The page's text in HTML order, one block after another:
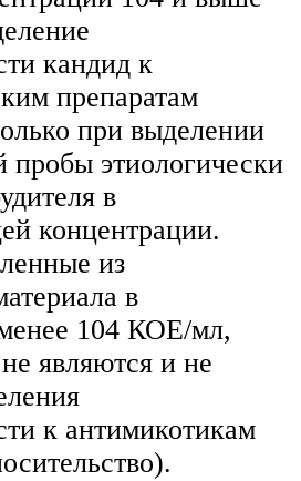
кандид к
препаратам
при выделении
пробы этиологически
в
концентрации.
из
в
104 КОЕ/мл,
являются и не
к антимикотикам